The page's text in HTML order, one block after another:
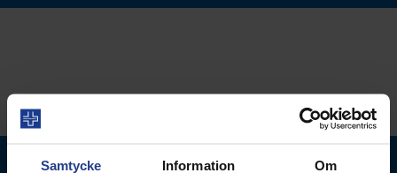
Samtycke Information Om